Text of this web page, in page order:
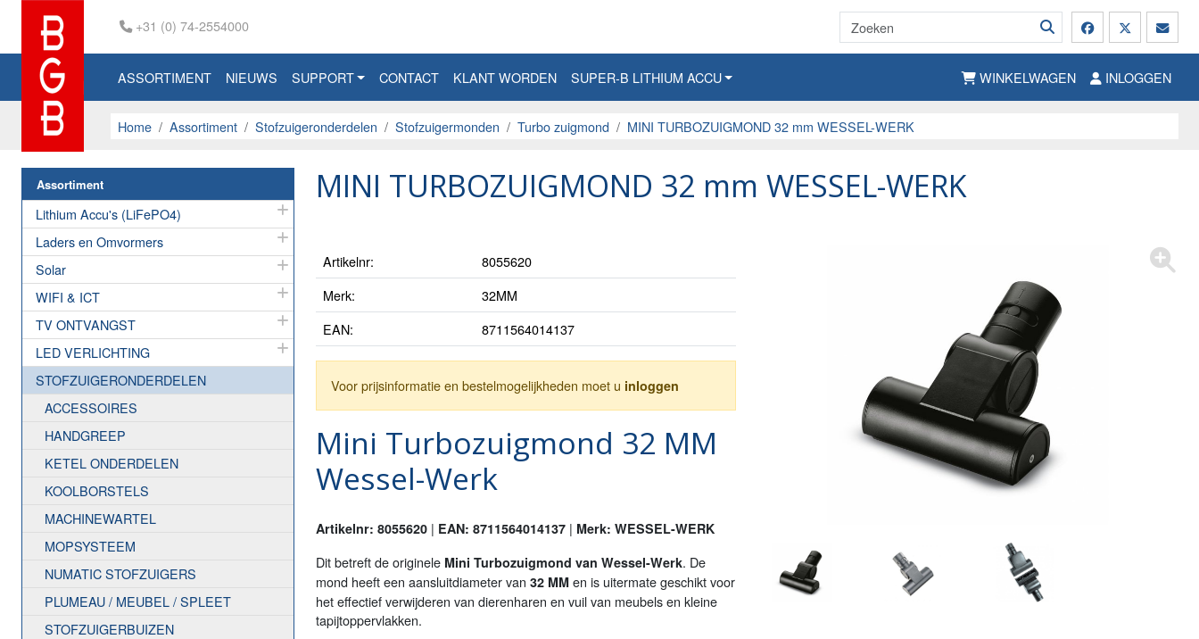
+31 (0) 74-2554000
ASSORTIMENT NIEUWS SUPPORT CONTACT KLANT WORDEN SUPER-B LITHIUM ACCU WINKELWAGEN INLOGGEN
Home Assortiment Stofzuigeronderdelen Stofzuigermonden Turbo zuigmond MINI TURBOZUIGMOND 32 mm WESSEL-WERK
Assortiment
Lithium Accu's (LiFePO4)
Laders en Omvormers
Solar
WIFI & ICT
TV ONTVANGST
LED VERLICHTING
STOFZUIGERONDERDELEN
ACCESSOIRES
HANDGREEP
KETEL ONDERDELEN
KOOLBORSTELS
MACHINEWARTEL
MOPSYSTEEM
NUMATIC STOFZUIGERS
PLUMEAU / MEUBEL / SPLEET
STOFZUIGERBUIZEN
MINI TURBOZUIGMOND 32 mm WESSEL-WERK
Artikelnr:
8055620
Merk:
32MM
EAN:
8711564014137
Voor prijsinformatie en bestelmogelijkheden moet u inloggen
Mini Turbozuigmond 32 MM
Wessel-Werk
Artikelnr: 8055620| EAN: 8711564014137| Merk: WESSEL-WERK
Dit betreft de originele Mini Turbozuigmond van Wessel-Werk. De
mond heeft een aansluitdiameter van 32 MMen is uitermate geschikt voor
het effectief verwijderen van dierenharen en vuil van meubels en kleine
tapijtoppervlakken.